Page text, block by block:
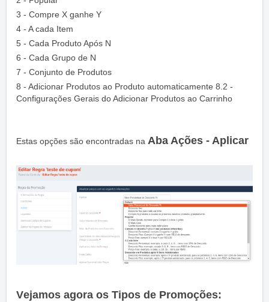
3 - Compre X ganhe Y
4 - A cada Item
5 - Cada Produto Após N
6 - Cada Grupo de N
7 - Conjunto de Produtos
8 - Adicionar Produtos ao Produto automaticamente 8.2 -
Configurações Gerais do Adicionar Produtos ao Carrinho
Estas opções são encontradas na Aba Ações - Aplicar
Vejamos agora os Tipos de Promoções: